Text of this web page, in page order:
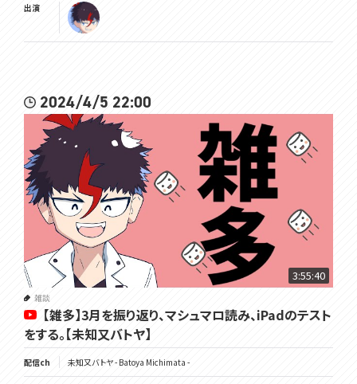
出演
2024/4/5 22:00
3:55:40
雑談
【雑多】3月を振り返り、マシュマロ読み、iPadのテスト
をする。【未知又バトヤ】
配信ch 未知又バトヤ - Batoya Michimata -